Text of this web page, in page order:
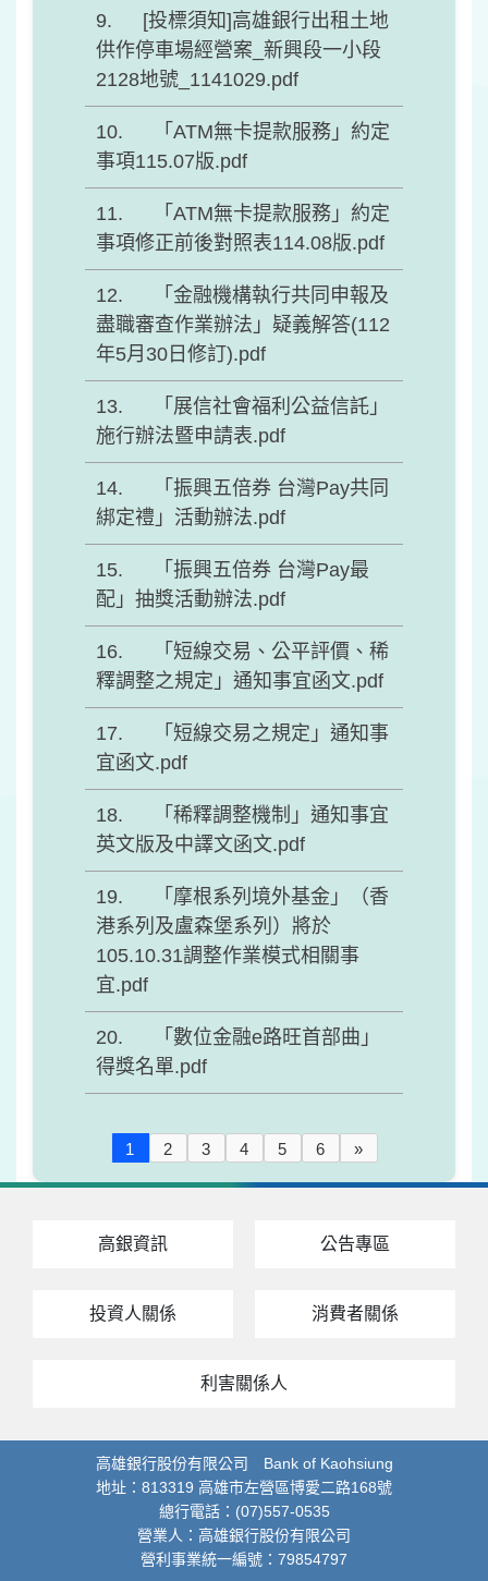
[投標須知]高雄銀行出租土地
供作停車場經營案_新興段一小段
2128地號_1141029.pdf
「ATM無卡提款服務」約定
事項115.07版.pdf
「ATM無卡提款服務」約定
事項修正前後對照表114.08版.pdf
「金融機構執行共同申報及
盡職審查作業辦法」疑義解答(112
年5月30日修訂).pdf
「展信社會福利公益信託」
施行辦法暨申請表.pdf
「振興五倍券 台灣Pay共同
綁定禮」活動辦法.pdf
「振興五倍券 台灣Pay最
配」抽獎活動辦法.pdf
「短線交易、公平評價、稀
釋調整之規定」通知事宜函文.pdf
「短線交易之規定」通知事
宜函文.pdf
「稀釋調整機制」通知事宜
英文版及中譯文函文.pdf
「摩根系列境外基金」（香
港系列及盧森堡系列）將於
105.10.31調整作業模式相關事
宜.pdf
「數位金融e路旺首部曲」
得獎名單.pdf
1 2 3 4 5 6 »
高銀資訊 公告專區
投資人關係 消費者關係
利害關係人
高雄銀行股份有限公司 Bank of Kaohsiung
地址：813319 高雄市左營區博愛二路168號
總行電話：(07)557-0535
營業人：高雄銀行股份有限公司
營利事業統一編號：79854797